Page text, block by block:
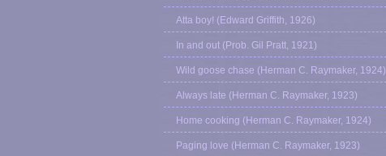
Atta boy! (Edward Griffith, 1926)
In and out (Prob. Gil Pratt, 1921)
Wild goose chase (Herman C. Raymaker, 1924)
Always late (Herman C. Raymaker, 1923)
Home cooking (Herman C. Raymaker, 1924)
Paging love (Herman C. Raymaker, 1923)